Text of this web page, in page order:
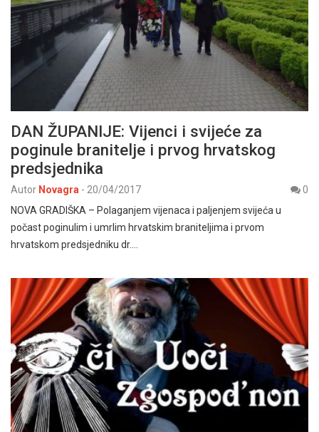
DAN ŽUPANIJE: Vijenci i svijeće za
poginule branitelje i prvog hrvatskog
predsjednika
Autor Novagra - 20/04/2017
0
NOVA GRADIŠKA – Polaganjem vijenaca i paljenjem svijeća u
počast poginulim i umrlim hrvatskim braniteljima i prvom
hrvatskom predsjedniku dr.…